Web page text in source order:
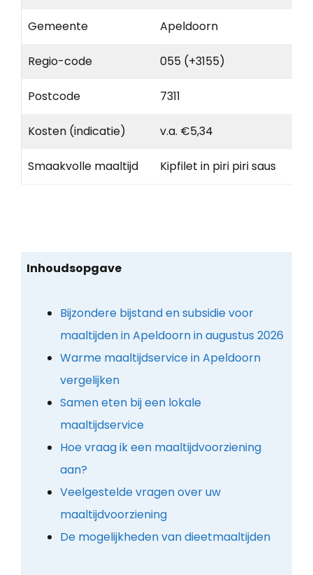
Gemeente Apeldoorn
Regio-code 055 (+3155)
Postcode 7311
Kosten (indicatie) v.a. €5,34
Smaakvolle maaltijd Kipfilet in piri piri saus
Inhoudsopgave
Bijzondere bijstand en subsidie voor
maaltijden in Apeldoorn in augustus 2026
Warme maaltijdservice in Apeldoorn
vergelijken
Samen eten bij een lokale
maaltijdservice
Hoe vraag ik een maaltijdvoorziening
aan?
Veelgestelde vragen over uw
maaltijdvoorziening
De mogelijkheden van dieetmaaltijden